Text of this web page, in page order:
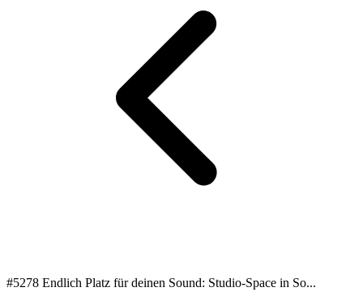
#5278 Endlich Platz für deinen Sound: Studio-Space in So...